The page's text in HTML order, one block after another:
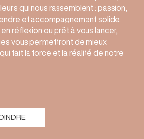
qui nous rassemblent : passion,
et accompagnement solide.
réflexion ou prêt à vous lancer,
vous permettront de mieux
fait la force et la réalité de notre